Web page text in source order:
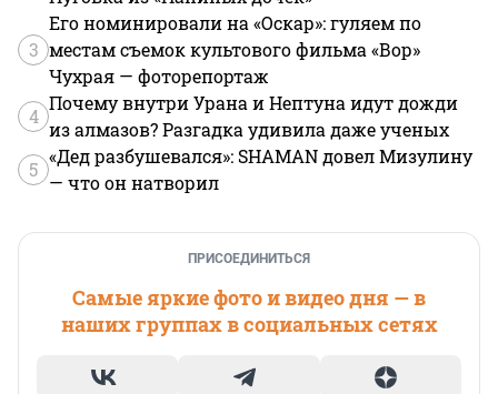
3
Его номинировали на «Оскар»: гуляем по
местам съемок культового фильма «Вор»
Чухрая — фоторепортаж
4
Почему внутри Урана и Нептуна идут дожди
из алмазов? Разгадка удивила даже ученых
5
«Дед разбушевался»: SHAMAN довел Мизулину
— что он натворил
ПРИСОЕДИНИТЬСЯ
Самые яркие фото и видео дня — в
наших группах в социальных сетях